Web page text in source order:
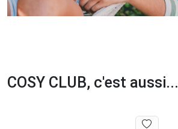
COSY CLUB, c'est aussi...